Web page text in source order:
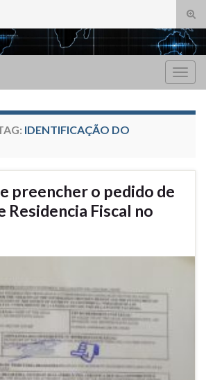
de
for:
IDENTIFICAÇÃO DO
preencher o pedido de
Residencia Fiscal no